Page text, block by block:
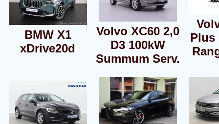
BMW X1
xDrive20d
Volvo XC60 2,0
D3 100kW
Summum Serv.
Plus